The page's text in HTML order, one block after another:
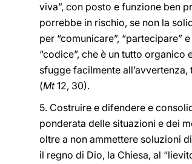
viva”, con posto e funzione ben
porrebbe in rischio, se non la
per “comunicare”, “partecipare”
“codice”, che è un tutto organico
sfugge facilmente
(Mt12, 30).
5. Costruire e difendere e
ponderata delle situazioni e dei
oltre a non ammettere soluzioni
il regno di Dio, la Chiesa, al